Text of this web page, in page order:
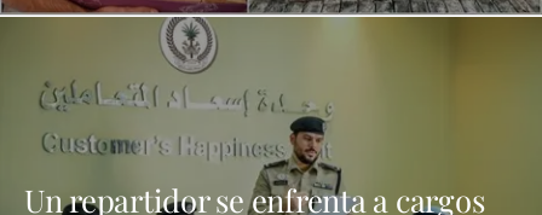
Un repartidor se enfrenta a cargos